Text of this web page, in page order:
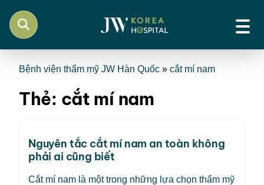
Bệnh viện thẩm mỹ JW Hàn Quốc » cắt mí nam
Thẻ: cắt mí nam
Nguyên tắc cắt mí nam an toàn không
phải ai cũng biết
Cắt mí nam là một trong những lựa chọn thẩm mỹ